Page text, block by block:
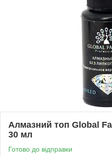
Алмазний топ Global
30 мл
Готово до відправки